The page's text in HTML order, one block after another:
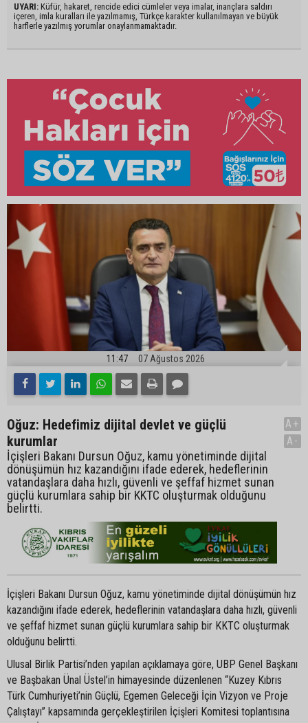
UYARI: Küfür, hakaret, rencide edici cümleler veya imalar, inançlara saldırı
içeren, imla kuralları ile yazılmamış, Türkçe karakter kullanılmayan ve büyük
harflerle yazılmış yorumlar onaylanmamaktadır.
11:47 07 Ağustos 2026
Oğuz: Hedefimiz dijital devlet ve güçlü
kurumlar
İçişleri Bakanı Dursun Oğuz, kamu yönetiminde dijital
dönüşümün hız kazandığını ifade ederek, hedeflerinin
vatandaşlara daha hızlı, güvenli ve şeffaf hizmet sunan
güçlü kurumlara sahip bir KKTC oluşturmak olduğunu
belirtti.
A+
A-
İçişleri Bakanı Dursun Oğuz, kamu yönetiminde dijital dönüşümün hız
kazandığını ifade ederek, hedeflerinin vatandaşlara daha hızlı, güvenli
ve şeffaf hizmet sunan güçlü kurumlara sahip bir KKTC oluşturmak
olduğunu belirtti.
Ulusal Birlik Partisi’nden yapılan açıklamaya göre, UBP Genel Başkanı
ve Başbakan Ünal Üstel’in himayesinde düzenlenen “Kuzey Kıbrıs
Türk Cumhuriyeti’nin Güçlü, Egemen Geleceği İçin Vizyon ve Proje
Çalıştayı” kapsamında gerçekleştirilen İçişleri Komitesi toplantısına